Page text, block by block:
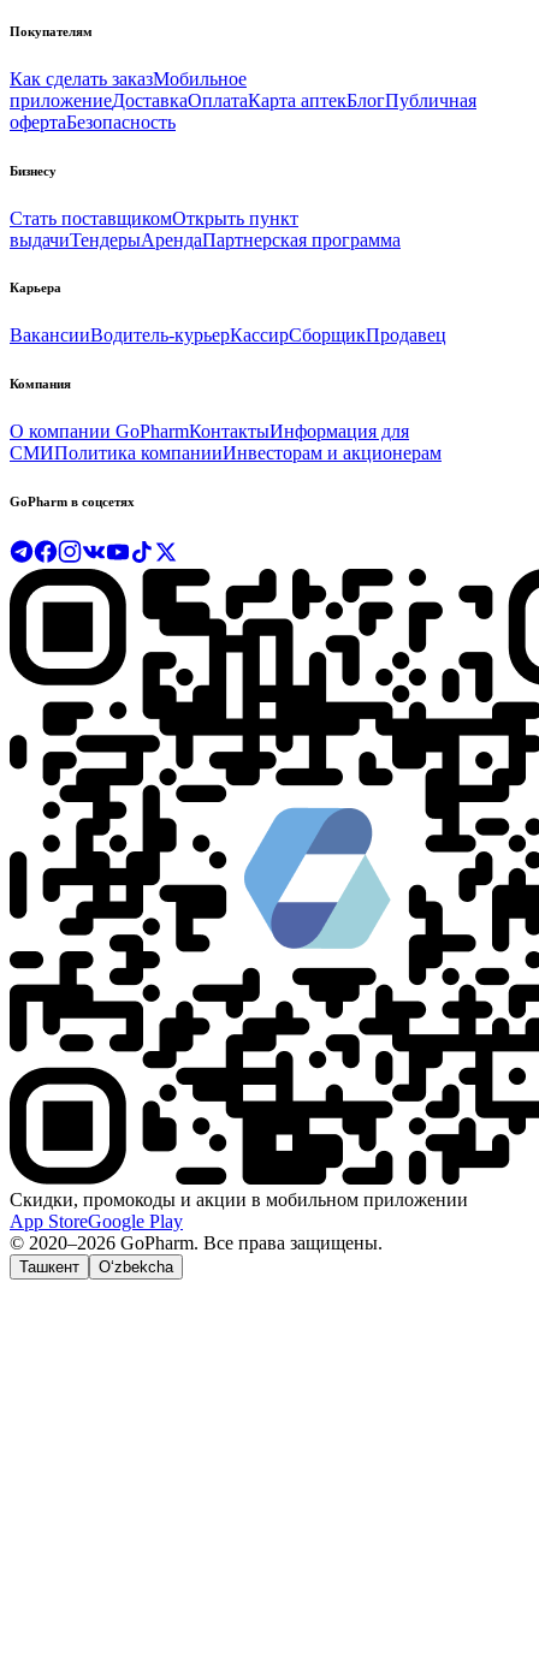
Покупателям
Как сделать заказМобильное
приложениеДоставкаОплатаКарта аптекБлогПубличная
офертаБезопасность
Бизнесу
Стать поставщикомОткрыть пункт
выдачиТендерыАрендаПартнерская программа
Карьера
ВакансииВодитель-курьерКассирСборщикПродавец
Компания
О компании GoPharmКонтактыИнформация для
СМИПолитика компанииИнвесторам и акционерам
GoPharm в соцсетях
Скидки, промокоды и акции в мобильном приложении
App StoreGoogle Play
© 2020–2026 GoPharm. Все права защищены.
Ташкент O‘zbekcha